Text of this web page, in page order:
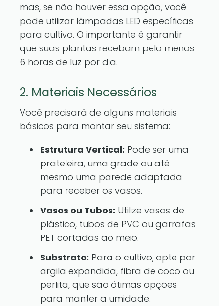
mas, se não houver essa opção, você
pode utilizar lâmpadas LED específicas
para cultivo. O importante é garantir
que suas plantas recebam pelo menos
6 horas de luz por dia.
2. Materiais Necessários
Você precisará de alguns materiais
básicos para montar seu sistema:
Estrutura Vertical: Pode ser uma
prateleira, uma grade ou até
mesmo uma parede adaptada
para receber os vasos.
Vasos ou Tubos: Utilize vasos de
plástico, tubos de PVC ou garrafas
PET cortadas ao meio.
Substrato: Para o cultivo, opte por
argila expandida, fibra de coco ou
perlita, que são ótimas opções
para manter a umidade.